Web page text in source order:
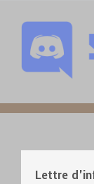
Lettre